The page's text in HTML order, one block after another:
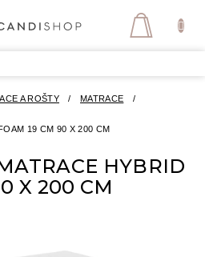
A ROŠTY / MATRACE
/
19 CM 90 X 200 CM
HYBRID
X 200 CM